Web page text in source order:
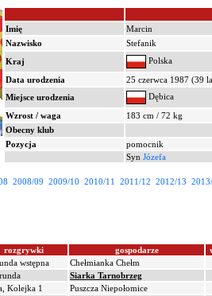
Imię
Marcin
Nazwisko
Stefanik
Kraj
Polska
Data urodzenia
25 czerwca 1987 (39
Miejsce urodzenia
Dębica
Wzrost / waga
183 cm / 72 kg
Obecny klub
Pozycja
pomocnik
Syn Józefa
2008/09 2009/10 2010/11 2011/12 2012/13
rozgrywki gospodarze
wstępna Chełmianka Chełm
Siarka Tarnobrzeg
Kolejka 1 Puszcza Niepołomice